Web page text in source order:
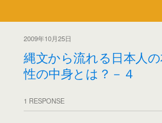
2009年10月25日
縄文から流れる日本人
性の中身とは？－４
1 RESPONSE